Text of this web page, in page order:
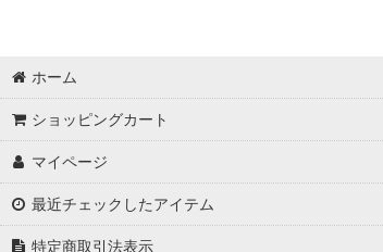
ホーム
ショッピングカート
マイページ
最近チェックしたアイテム
特定商取引法表示